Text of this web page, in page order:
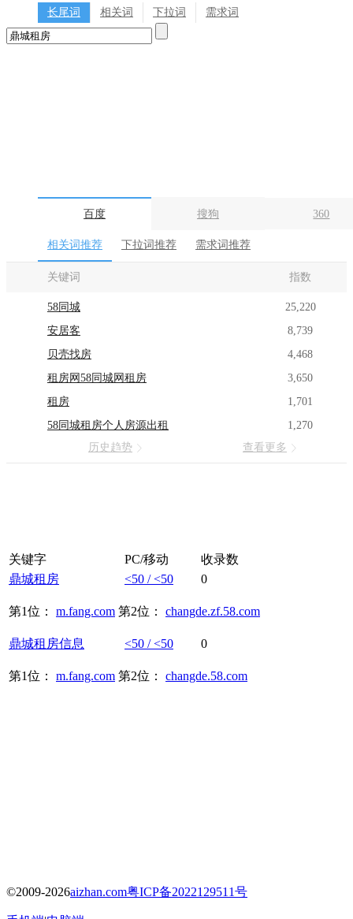
长尾词 相关词 下拉词 需求词
百度 搜狗 360
相关词推荐 下拉词推荐 需求词推荐
关键词 指数
58同城
25,220
安居客
8,739
贝壳找房
4,468
租房网58同城网租房
3,650
租房
1,701
58同城租房个人房源出租
1,270
历史趋势
查看更多
关键字 PC/移动
收录数
鼎城租房 <50 / <50 0
第1位： m.fang.com 第2位： changde.zf.58.com
鼎城租房信息 <50 / <50 0
第1位： m.fang.com 第2位： changde.58.com
©2009-2026aizhan.com粤ICP备2022129511号